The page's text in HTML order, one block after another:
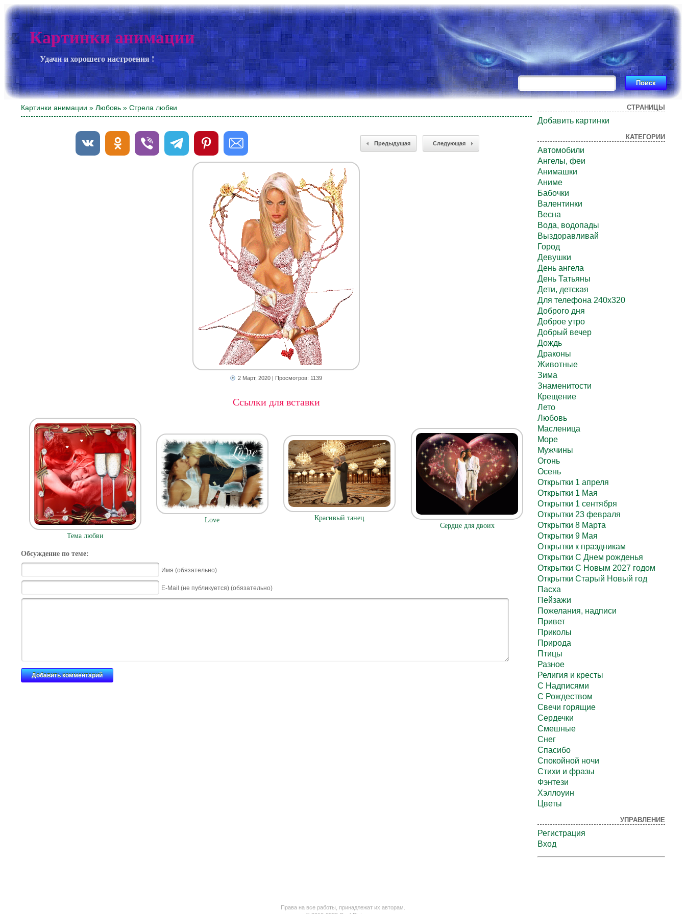
Картинки анимации
Удачи и хорошего настроения !
Картинки анимации »Любовь » Стрела любви
Предыдущая Следующая
2 Март, 2020 | Просмотров: 1139
Ссылки для вставки
Тема любви
Love
Красивый танец
Сердце для двоих
Обсуждение по теме:
Имя (обязательно)
E-Mail (не публикуется) (обязательно)
СТРАНИЦЫ
Добавить картинки
КАТЕГОРИИ
Автомобили
Ангелы, феи
Анимашки
Аниме
Бабочки
Валентинки
Весна
Вода, водопады
Выздоравливай
Город
Девушки
День ангела
День Татьяны
Дети, детская
Для телефона 240х320
Доброго дня
Доброе утро
Добрый вечер
Дождь
Драконы
Животные
Зима
Знаменитости
Крещение
Лето
Любовь
Масленица
Море
Мужчины
Огонь
Осень
Открытки 1 апреля
Открытки 1 Мая
Открытки 1 сентября
Открытки 23 февраля
Открытки 8 Марта
Открытки 9 Мая
Открытки к праздникам
Открытки С Днем рожденья
Открытки С Новым 2027 годом
Открытки Старый Новый год
Пасха
Пейзажи
Пожелания, надписи
Привет
Приколы
Природа
Птицы
Разное
Религия и кресты
С Надписями
С Рождеством
Свечи горящие
Сердечки
Смешные
Снег
Спасибо
Спокойной ночи
Стихи и фразы
Фэнтези
Хэллоуин
Цветы
УПРАВЛЕНИЕ
Регистрация
Вход
Права на все работы, принадлежат их авторам.